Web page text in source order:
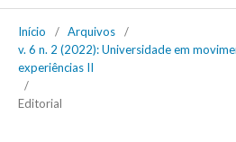
Início / Arquivos
/
v. 6 n. 2 (2022): Universidade em
experiências II
/
Editorial